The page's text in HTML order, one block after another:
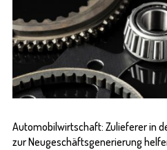
Automobilwirtschaft: Zulieferer in
zur Neugeschäftsgenerierung